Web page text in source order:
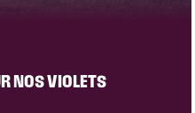
NOS VIOLETS